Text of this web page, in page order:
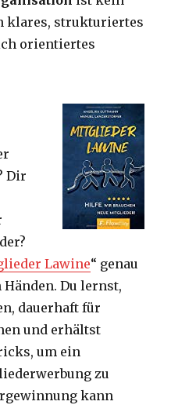
klares, strukturiertes
orientiertes
Dir
Lawine“ genau
Du lernst,
dauerhaft für
und erhältst
um ein
zu
kann